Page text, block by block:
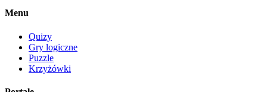
Menu
Quizy
Gry logiczne
Puzzle
Krzyżówki